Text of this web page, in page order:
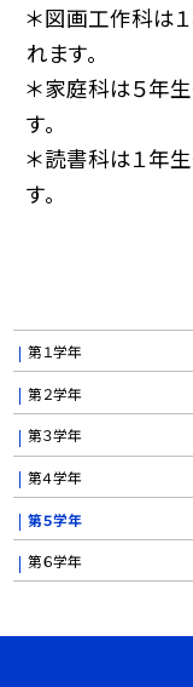
＊図画工作科は
れます。
＊家庭科は５年
す。
＊読書科は１年
す。
第１学年
第２学年
第３学年
第４学年
第５学年
第６学年